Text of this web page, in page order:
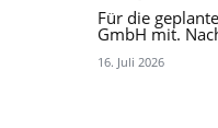
Für die
GmbH mit.
16. Juli 2026